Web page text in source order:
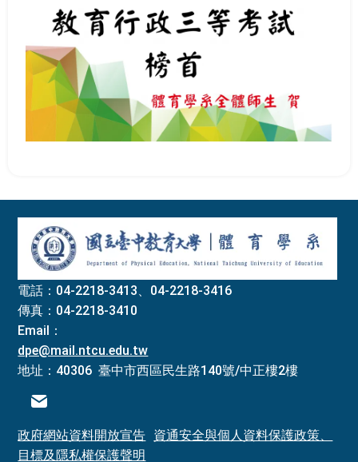
電話：04-2218-3413、04-2218-3416
傳真：04-2218-3410
Email：
dpe@mail.ntcu.edu.tw
地址：40306 臺中市西區民生路140號/中正樓2樓
電子信箱
政府網站資料開放宣告
資通安全與個人資料保護政策、
目標及隱私權保護聲明